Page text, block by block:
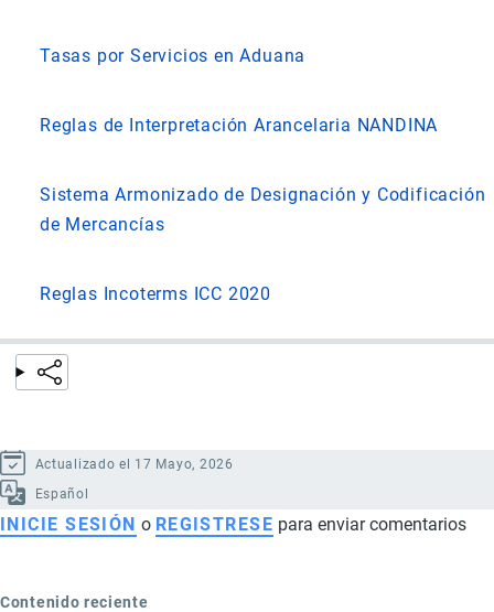
Tasas por Servicios en Aduana
Reglas de Interpretación Arancelaria NANDINA
Sistema Armonizado de Designación y Codificación
de Mercancías
Reglas Incoterms ICC 2020
Actualizado el 17 Mayo, 2026
Español
INICIE SESIÓN o REGISTRESE para enviar comentarios
Contenido reciente